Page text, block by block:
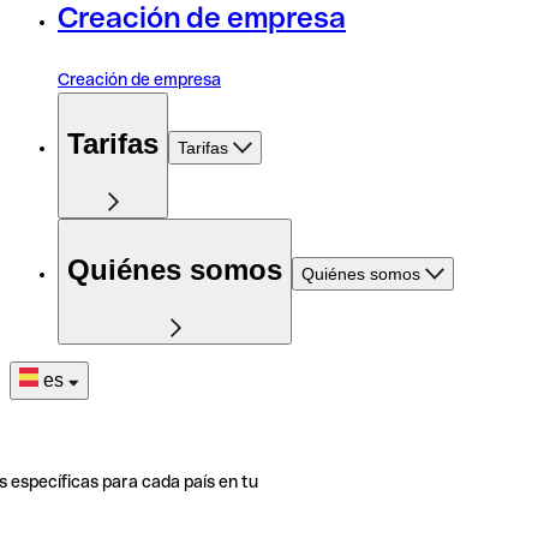
Creación de empresa
Creación de empresa
Tarifas Tarifas
Quiénes somos Quiénes somos
es
específicas para cada país en tu